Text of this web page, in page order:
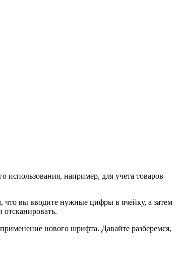
использования, например, для учета товаров
что вы вводите нужные цифры в ячейку, а затем
нового шрифта. Давайте разберемся,